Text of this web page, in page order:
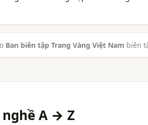
Ban biên tập Trang Vàng Việt Nam biên
A → Z